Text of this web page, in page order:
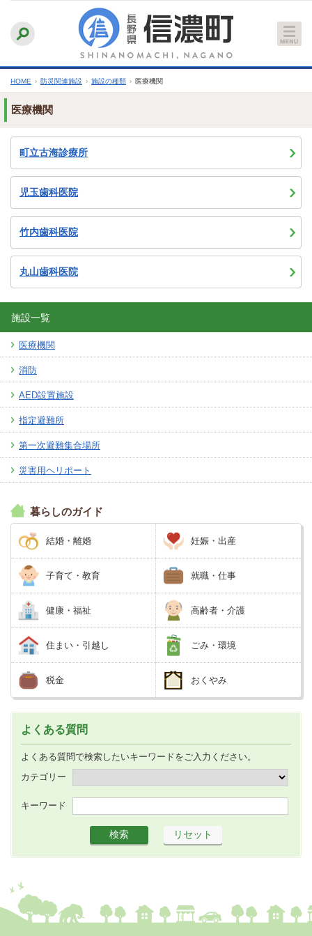
文
へ
ふりがなをつける
文字サイズ
縮小 標準 拡大
HOME › 防災関連施設 › 施設の種類 › 医療機関
医療機関
町立古海診療所
児玉歯科医院
竹内歯科医院
丸山歯科医院
施設一覧
医療機関
消防
AED設置施設
指定避難所
第一次避難集合場所
災害用ヘリポート
暮らしのガイド
結婚・離婚 妊娠・出産
子育て・教育 就職・仕事
健康・福祉 高齢者・介護
住まい・引越し ごみ・環境
税金 おくやみ
よくある質問
よくある質問で検索したいキーワードをご入力ください。
カテゴリー
キーワード